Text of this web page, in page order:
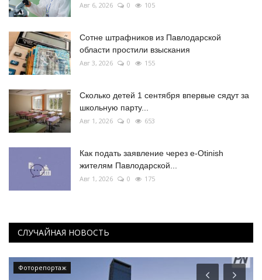
Авг 6, 2026 0 105
Сотне штрафников из Павлодарской
области простили взыскания
Авг 3, 2026 0 155
Сколько детей 1 сентября впервые сядут за
школьную парту...
Авг 1, 2026 0 653
Как подать заявление через e-Otinish
жителям Павлодарской...
Авг 1, 2026 0 175
СЛУЧАЙНАЯ НОВОСТЬ
Фоторепортаж